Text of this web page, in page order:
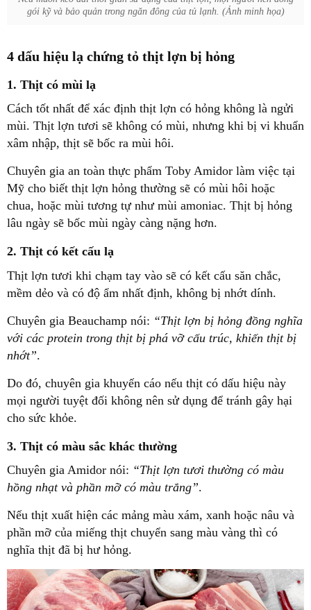
gói kỹ và bảo quản trong ngăn đông của tủ lạnh. (Ảnh minh họa)
4 dấu hiệu lạ chứng tỏ thịt lợn bị hỏng
1. Thịt có mùi lạ
Cách tốt nhất để xác định thịt lợn có hỏng không là ngửi
mùi. Thịt lợn tươi sẽ không có mùi, nhưng khi bị vi khuẩn
xâm nhập, thịt sẽ bốc ra mùi hôi.
Chuyên gia an toàn thực phẩm Toby Amidor làm việc tại
Mỹ cho biết thịt lợn hỏng thường sẽ có mùi hôi hoặc
chua, hoặc mùi tương tự như mùi amoniac. Thịt bị hỏng
lâu ngày sẽ bốc mùi ngày càng nặng hơn.
2. Thịt có kết cấu lạ
Thịt lợn tươi khi chạm tay vào sẽ có kết cấu săn chắc,
mềm dẻo và có độ ẩm nhất định, không bị nhớt dính.
Chuyên gia Beauchamp nói: “Thịt lợn bị hỏng đồng nghĩa
với các protein trong thịt bị phá vỡ cấu trúc, khiến thịt bị
nhớt”.
Do đó, chuyên gia khuyến cáo nếu thịt có dấu hiệu này
mọi người tuyệt đối không nên sử dụng để tránh gây hại
cho sức khỏe.
3. Thịt có màu sắc khác thường
Chuyên gia Amidor nói: “Thịt lợn tươi thường có màu
hồng nhạt và phần mỡ có màu trắng”.
Nếu thịt xuất hiện các mảng màu xám, xanh hoặc nâu và
phần mỡ của miếng thịt chuyển sang màu vàng thì có
nghĩa thịt đã bị hư hỏng.